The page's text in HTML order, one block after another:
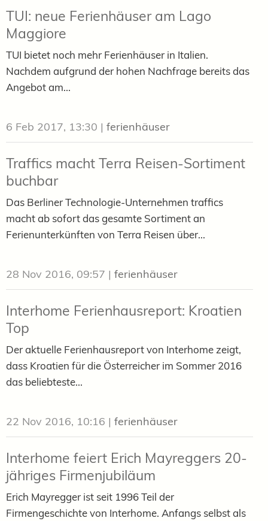
TUI: neue Ferienhäuser am Lago
Maggiore
TUI bietet noch mehr Ferienhäuser in Italien.
Nachdem aufgrund der hohen Nachfrage bereits das
Angebot am...
6 Feb 2017, 13:30 | ferienhäuser
Traffics macht Terra Reisen-Sortiment
buchbar
Das Berliner Technologie-Unternehmen traffics
macht ab sofort das gesamte Sortiment an
Ferienunterkünften von Terra Reisen über...
28 Nov 2016, 09:57 | ferienhäuser
Interhome Ferienhausreport: Kroatien
Top
Der aktuelle Ferienhausreport von Interhome zeigt,
dass Kroatien für die Österreicher im Sommer 2016
das beliebteste...
22 Nov 2016, 10:16 | ferienhäuser
Interhome feiert Erich Mayreggers 20-
jähriges Firmenjubiläum
Erich Mayregger ist seit 1996 Teil der
Firmengeschichte von Interhome. Anfangs selbst als